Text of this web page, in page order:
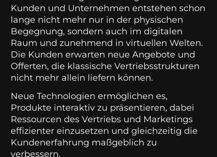
Kunden und Unternehmen entstehen schon
lange nicht mehr nur in der physischen
Begegnung, sondern auch im digitalen
Raum und zunehmend in virtuellen Welten.
Die Kunden erwarten neue Angebote und
Offerten, die klassische Vertriebsstrukturen
nicht mehr allein liefern können.
Neue Technologien ermöglichen es,
Produkte interaktiv zu präsentieren, dabei
Ressourcen des Vertriebs und Marketings
effizienter einzusetzen und gleichzeitig die
Kundenerfahrung maßgeblich zu
verbessern.